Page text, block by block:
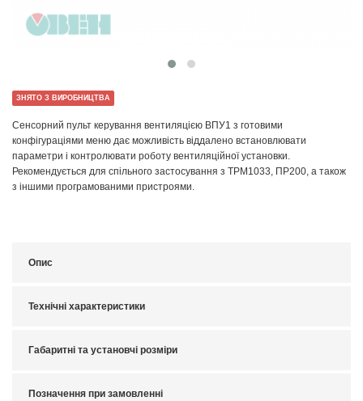
ЗНЯТО З ВИРОБНИЦТВА
Сенсорний пульт керування вентиляцією ВПУ1 з готовими
конфігураціями меню дає можливість віддалено встановлювати
параметри і контролювати роботу вентиляційної установки.
Рекомендується для спільного застосування з ТРМ1033, ПР200, а також
з іншими програмованими пристроями.
Опис
Технічні характеристики
Габаритні та установчі розміри
Позначення при замовленні